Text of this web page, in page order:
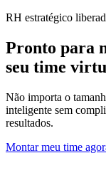
RH estratégico
Pronto para
seu time
Não importa o
inteligente sem
resultados.
Montar meu time